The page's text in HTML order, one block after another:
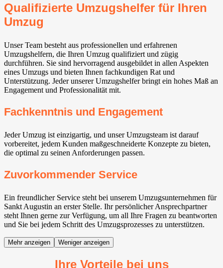
Qualifizierte Umzugshelfer für Ihren
Umzug
Unser Team besteht aus professionellen und erfahrenen
Umzugshelfern, die Ihren Umzug qualifiziert und zügig
durchführen. Sie sind hervorragend ausgebildet in allen Aspekten
eines Umzugs und bieten Ihnen fachkundigen Rat und
Unterstützung. Jeder unserer Umzugshelfer bringt ein hohes Maß an
Engagement und Professionalität mit.
Fachkenntnis und Engagement
Jeder Umzug ist einzigartig, und unser Umzugsteam ist darauf
vorbereitet, jedem Kunden maßgeschneiderte Konzepte zu bieten,
die optimal zu seinen Anforderungen passen.
Zuvorkommender Service
Ein freundlicher Service steht bei unserem Umzugsunternehmen für
Sankt Augustin an erster Stelle. Ihr persönlicher Ansprechpartner
steht Ihnen gerne zur Verfügung, um all Ihre Fragen zu beantworten
und Sie bei jedem Schritt des Umzugsprozesses zu unterstützen.
Mehr anzeigen Weniger anzeigen
Ihre Vorteile bei uns